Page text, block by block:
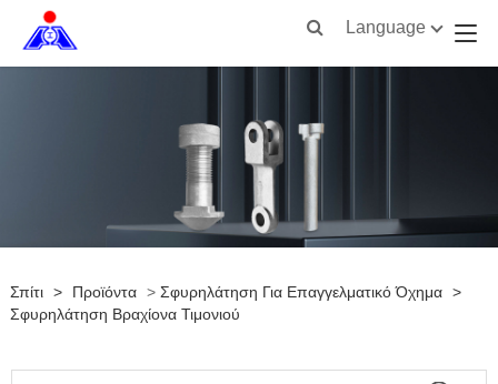
Language
Σπίτι > Προϊόντα > Σφυρηλάτηση Για Επαγγελματικό Όχημα >
Σφυρηλάτηση Βραχίονα Τιμονιού